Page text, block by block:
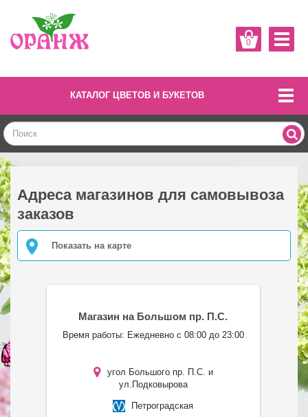
0
КАТАЛОГ ЦВЕТОВ И БУКЕТОВ
Адреса магазинов для самовывоза
заказов
Показать на карте
Магазин на Большом пр. П.С.
Время работы: Ежедневно с 08:00 до 23:00
угол Большого пр. П.С. и
ул.Подковырова
Петроградская